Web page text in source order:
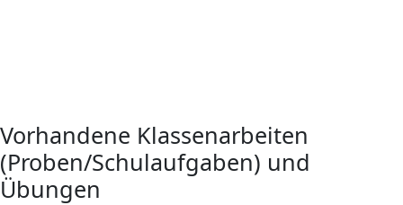
Vorhandene Klassenarbeiten
(Proben/Schulaufgaben) und
Übungen